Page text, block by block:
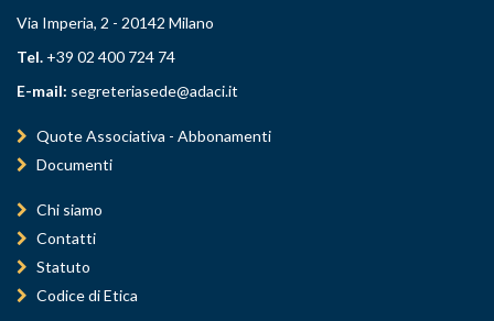
Via Imperia, 2 - 20142 Milano
Tel. +39 02 400 724 74
E-mail: segreteriasede@adaci.it
Quote Associativa - Abbonamenti
Documenti
Chi siamo
Contatti
Statuto
Codice di Etica